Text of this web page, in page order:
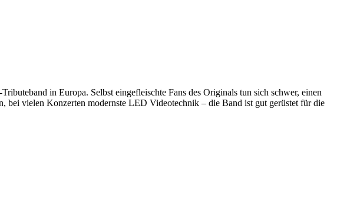
in Europa. Selbst eingefleischte Fans des Originals tun sich schwer, einen
bei vielen Konzerten modernste LED Videotechnik – die Band ist gut gerüstet für die